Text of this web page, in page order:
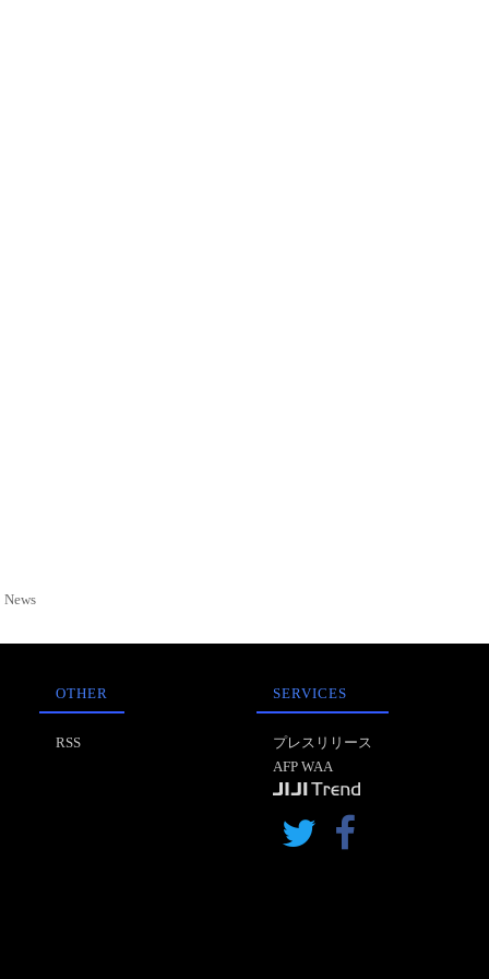
OTHER
RSS
SERVICES
プレスリリース
AFP WAA